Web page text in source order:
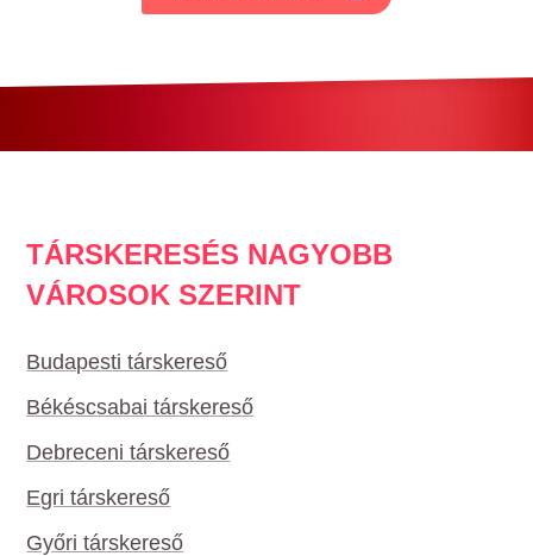
TÁRSKERESÉS NAGYOBB
VÁROSOK SZERINT
Budapesti társkereső
Békéscsabai társkereső
Debreceni társkereső
Egri társkereső
Győri társkereső